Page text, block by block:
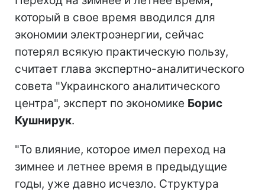
который в свое время вводился для
экономии электроэнергии, сейчас
потерял всякую практическую пользу,
считает глава экспертно-аналитического
совета "Украинского аналитического
центра", эксперт по экономике Борис
Кушнирук.
"То влияние, которое имел переход на
зимнее и летнее время в предыдущие
годы, уже давно исчезло. Структура